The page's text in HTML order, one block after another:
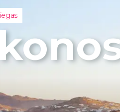
Reino
Turquía